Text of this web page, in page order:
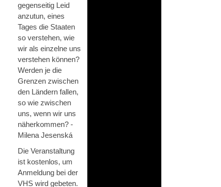
gegenseitig Leid
anzutun, eines
Tages die Staaten
so verstehen, wie
wir als einzelne uns
verstehen können?
Werden je die
Grenzen zwischen
den Ländern fallen,
so wie zwischen
uns, wenn wir uns
näherkommen? -
Milena Jesenská
Die Veranstaltung
ist kostenlos, um
Anmeldung bei der
VHS wird gebeten.